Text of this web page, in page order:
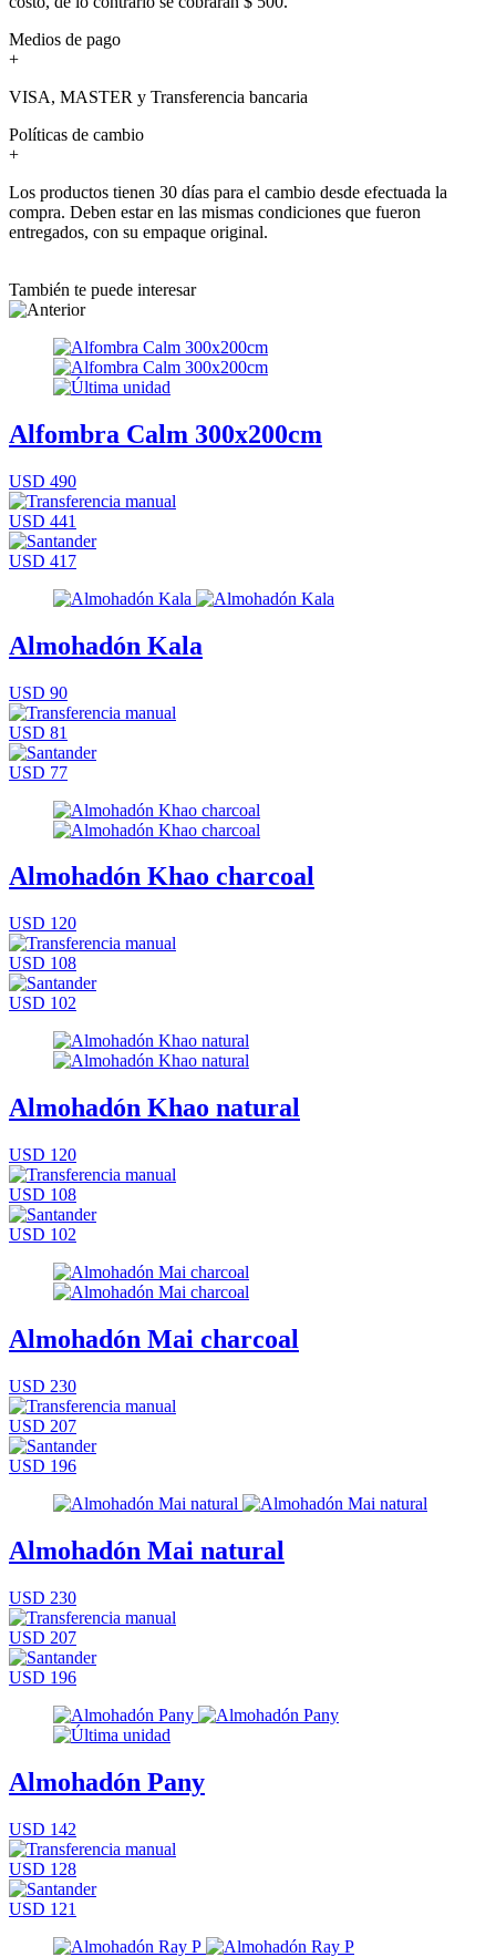
Medios de pago
+
VISA, MASTER y Transferencia bancaria
Políticas de cambio
+
Los productos tienen 30 días para el cambio desde efectuada la
compra. Deben estar en las mismas condiciones que fueron
entregados, con su empaque original.
También te puede interesar
Alfombra Calm 300x200cm
USD 490
USD 441
USD 417
Almohadón Kala
USD 90
USD 81
USD 77
Almohadón Khao charcoal
USD 120
USD 108
USD 102
Almohadón Khao natural
USD 120
USD 108
USD 102
Almohadón Mai charcoal
USD 230
USD 207
USD 196
Almohadón Mai natural
USD 230
USD 207
USD 196
Almohadón Pany
USD 142
USD 128
USD 121